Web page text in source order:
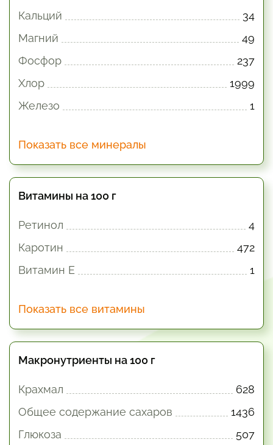
Кальций
34
Магний
49
Фосфор
237
Хлор
1999
Железо
1
Показать все минералы
Витамины на 100 г
Ретинол
4
Каротин
472
Витамин E
1
Показать все витамины
Макронутриенты на 100 г
Крахмал
628
Общее содержание сахаров
1436
Глюкоза
507